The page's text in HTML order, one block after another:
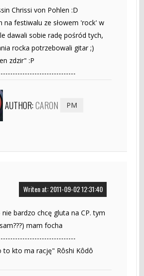
Chrissi von Pohlen :D
na festiwalu ze słowem 'rock' w
dawali sobie radę pośród tych,
rocka potrzebowali gitar ;)
zdzir" :P
AUTHOR:CARON PM
Writen at: 2011-09-02 12:31:40
bardzo chcę gluta na CP. tym
mam focha
to kto ma rację" Rôshi Kôdô